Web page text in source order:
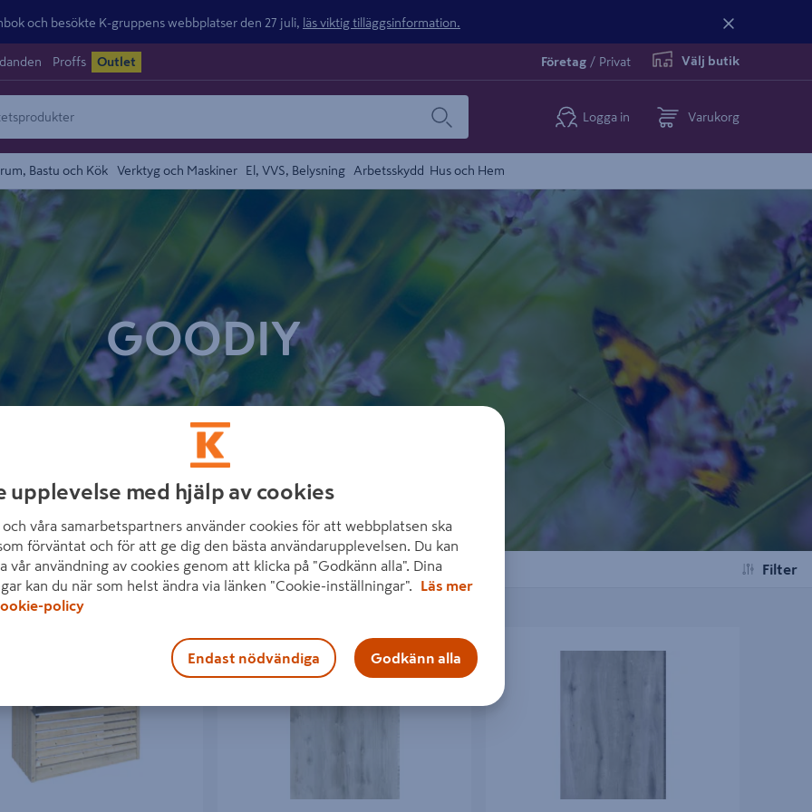
och besökte K-gruppens webbplatser den 27 juli, läs viktig tilläggsinformation.
Proffs Outlet Företag / Privat Välj butik
Logga in Varukorg
Bastu och Kök Verktyg och Maskiner El, VVS, Belysning Arbetsskydd Hus och Hem
GOODIY
Filter
VINYL 1636IB KL32 2,348M2
upplevelse med hjälp av cookies
våra samarbetspartners använder cookies för att webbplatsen ska
förväntat och för att ge dig den bästa användarupplevelsen. Du kan
vår användning av cookies genom att klicka på "Godkänn alla". Dina
kan du när som helst ändra via länken "Cookie-inställningar".
Läs mer
policy
Endast nödvändiga Godkänn alla